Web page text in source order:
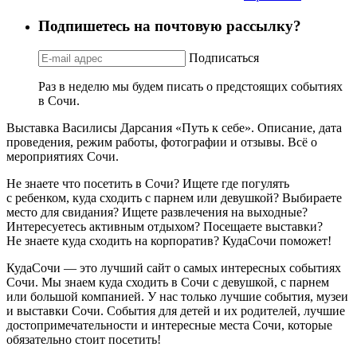
Подпишетесь на почтовую рассылку?
Подписаться
Раз в неделю мы будем писать о предстоящих событиях
в Сочи.
Выставка Василисы Дарсания «Путь к себе». Описание, дата
проведения, режим работы, фотографии и отзывы. Всё о
мероприятиях Сочи.
Не знаете что посетить в Сочи? Ищете где погулять
с ребенком, куда сходить с парнем или девушкой? Выбираете
место для свидания? Ищете развлечения на выходные?
Интересуетесь активным отдыхом? Посещаете выставки?
Не знаете куда сходить на корпоратив? КудаСочи поможет!
КудаСочи — это лучший сайт о самых интересных событиях
Сочи. Мы знаем куда сходить в Сочи с девушкой, с парнем
или большой компанией. У нас только лучшие события, музеи
и выставки Сочи. События для детей и их родителей, лучшие
достопримечательности и интересные места Сочи, которые
обязательно стоит посетить!